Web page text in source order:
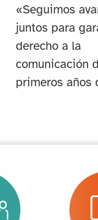
«Seguimos
juntos para
derecho a la
comunicación
primeros años